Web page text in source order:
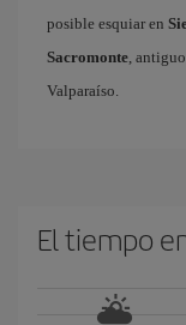
posible esquiar en
Sacromonte,
Valparaíso.
El tiempo